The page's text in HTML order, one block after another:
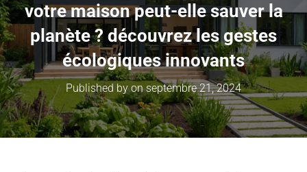
votre maison peut-elle sauver la
planète ? découvrez les gestes
écologiques innovants
Published byonseptembre 21, 2024